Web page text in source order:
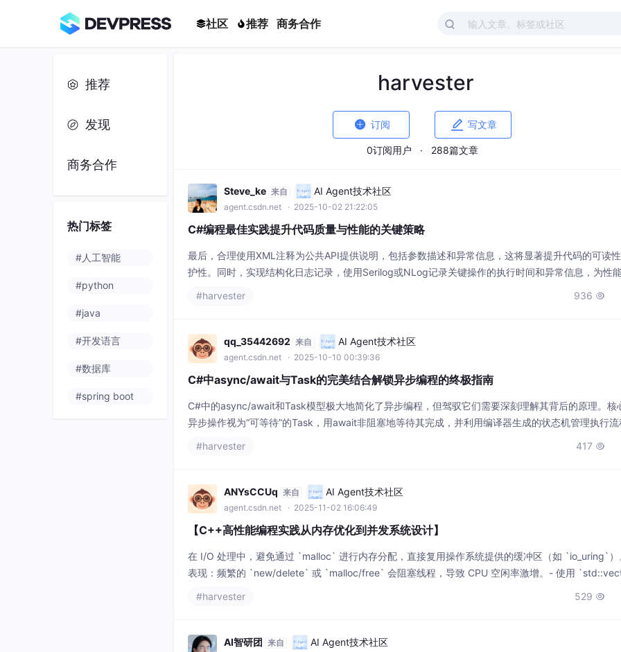
社区 推荐 商务合作
推荐
发现
商务合作
热门标签
#人工智能
#python
#java
#开发语言
#数据库
#spring boot
harvester
 订阅  写文章
0订阅用户 · 288篇文章
Steve_ke 来自 AI Agent技术社区
agent.csdn.net · 2025-10-02 21:22:05
C#编程最佳实践提升代码质量与性能的关键策略
最后，合理使用XML注释为公共API提供说明，包括参数描述和异常信息，这将显著提升代码的可读
护性。同时，实现结构化日志记录，使用Serilog或NLog记录关键操作的执行时间和异常信息，为性
#harvester 936 
qq_35442692 来自 AI Agent技术社区
agent.csdn.net · 2025-10-10 00:39:36
C#中async/await与Task的完美结合解锁异步编程的终极指南
C#中的async/await和Task模型极大地简化了异步编程，但驾驭它们需要深刻理解其背后的原理。核
异步操作视为“可等待”的Task，用await非阻塞地等待其完成，并利用编译器生成的状态机管理执行
#harvester 417 
ANYsCCUq 来自 AI Agent技术社区
agent.csdn.net · 2025-11-02 16:06:49
【C++高性能编程实践从内存优化到并发系统设计】
在 I/O 处理中，避免通过 `malloc` 进行内存分配，直接复用操作系统提供的缓冲区（如 `io_uring`
表现：频繁的 `new/delete` 或 `malloc/free` 会阻塞线程，导致 CPU 空闲率激增。- 使用
#harvester 529 
AI智研团 来自 AI Agent技术社区